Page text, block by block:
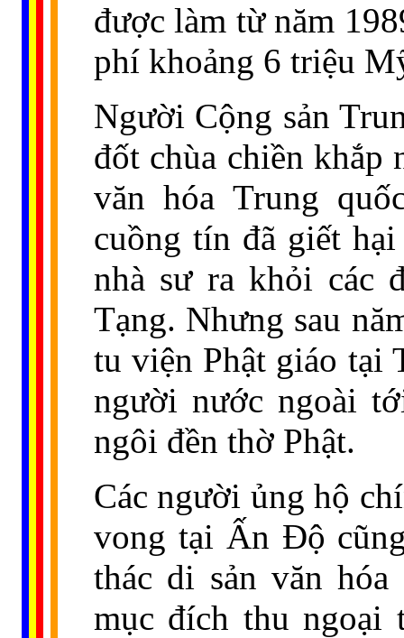
được làm từ năm
phí khoảng 6 triệu
Người Cộng sản
đốt chùa chiền khắp
văn hóa Trung
cuồng tín đã giết
nhà sư ra khỏi các
Tạng. Nhưng sau
tu viện Phật giáo tại
người nước ngoài
ngôi đền thờ Phật.
Các người ủng hộ
vong tại Ấn Độ
thác di sản văn
mục đích thu ngoại